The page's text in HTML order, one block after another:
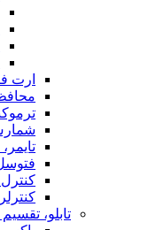
ارت
تابلو،